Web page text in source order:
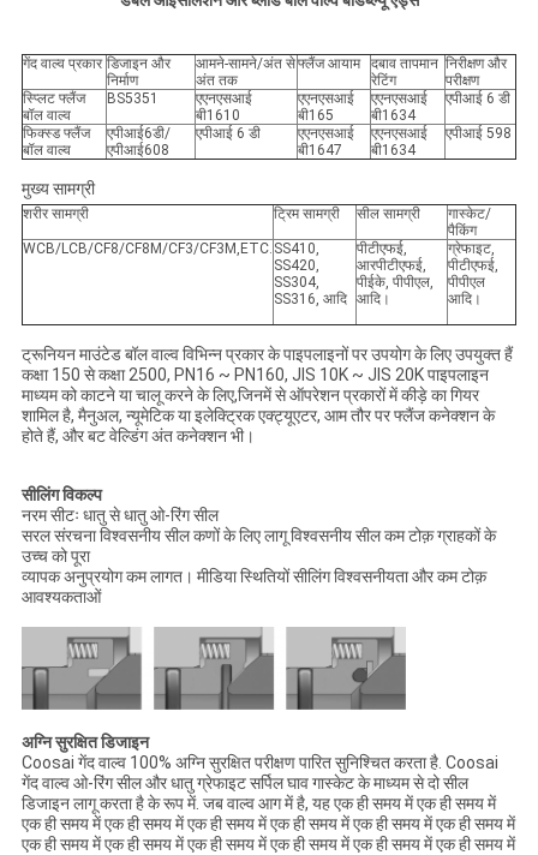
गेंद वाल्व प्रकार डिजाइन और
निर्माण
आमने-सामने/अंत से
अंत तक
फ्लैंज आयाम
दबाव तापमान
रेटिंग
निरीक्षण और
परीक्षण
स्प्लिट फ्लैंज
बॉल वाल्व
BS5351
एएनएसआई
बी1610
एएनएसआई
बी165
एएनएसआई
बी1634
एपीआई 6 डी
फिक्स्ड फ्लैंज
बॉल वाल्व
एपीआई6डी/
एपीआई608
एपीआई 6 डी
एएनएसआई
बी1647
एएनएसआई
बी1634
एपीआई 598
मुख्य सामग्री
शरीर सामग्री ट्रिम सामग्री सील सामग्री
गास्केट/
पैकिंग
WCB/LCB/CF8/CF8M/CF3/CF3M,ETC. SS410,
SS420,
SS304,
SS316, आदि
पीटीएफई,
आरपीटीएफई,
पीईके, पीपीएल,
आदि।
ग्रेफाइट,
पीटीएफई,
पीपीएल
आदि।
ट्रूनियन माउंटेड बॉल वाल्व विभिन्न प्रकार के पाइपलाइनों पर उपयोग के लिए उपयुक्त हैं
कक्षा 150 से कक्षा 2500, PN16 ~ PN160, JIS 10K ~ JIS 20K पाइपलाइन
माध्यम को काटने या चालू करने के लिए,जिनमें से ऑपरेशन प्रकारों में कीड़े का गियर
शामिल है, मैनुअल, न्यूमेटिक या इलेक्ट्रिक एक्ट्यूएटर, आम तौर पर फ्लैंज कनेक्शन के
होते हैं, और बट वेल्डिंग अंत कनेक्शन भी।
सीलिंग विकल्प
नरम सीटः धातु से धातु ओ-रिंग सील
सरल संरचना विश्वसनीय सील कणों के लिए लागू विश्वसनीय सील कम टोक़ ग्राहकों के
उच्च को पूरा
व्यापक अनुप्रयोग कम लागत। मीडिया स्थितियों सीलिंग विश्वसनीयता और कम टोक़
आवश्यकताओं
अग्नि सुरक्षित डिजाइन
Coosai गेंद वाल्व 100% अग्नि सुरक्षित परीक्षण पारित सुनिश्चित करता है. Coosai
गेंद वाल्व ओ-रिंग सील और धातु ग्रेफाइट सर्पिल घाव गास्केट के माध्यम से दो सील
डिजाइन लागू करता है के रूप में. जब वाल्व आग में है, यह एक ही समय में एक ही समय में
एक ही समय में एक ही समय में एक ही समय में एक ही समय में एक ही समय में एक ही समय में
एक ही समय में एक ही समय में एक ही समय में एक ही समय में एक ही समय में एक ही समय में